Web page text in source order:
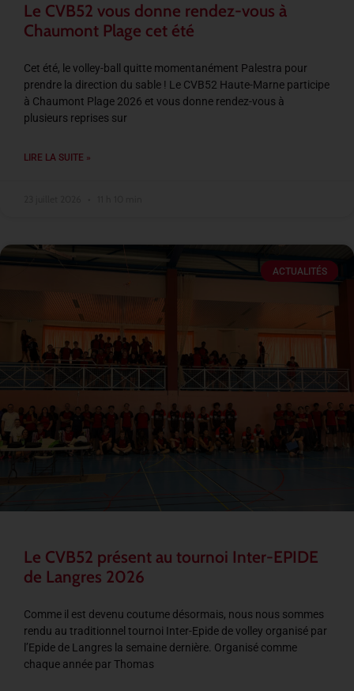
Le CVB52 vous donne rendez-vous à
Chaumont Plage cet été
Cet été, le volley-ball quitte momentanément Palestra pour
prendre la direction du sable ! Le CVB52 Haute-Marne participe
à Chaumont Plage 2026 et vous donne rendez-vous à
plusieurs reprises sur
LIRE LA SUITE »
ACTUALITÉS
Le CVB52 présent au tournoi Inter-EPIDE
de Langres 2026
Comme il est devenu coutume désormais, nous nous sommes
rendu au traditionnel tournoi Inter-Epide de volley organisé par
l’Epide de Langres la semaine dernière. Organisé comme
chaque année par Thomas